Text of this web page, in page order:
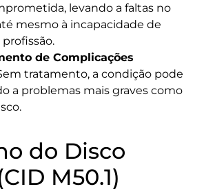
levando a faltas no
mesmo à incapacidade de
de Complicações
tratamento, a condição pode
a problemas mais graves como
do Disco
M50.1)